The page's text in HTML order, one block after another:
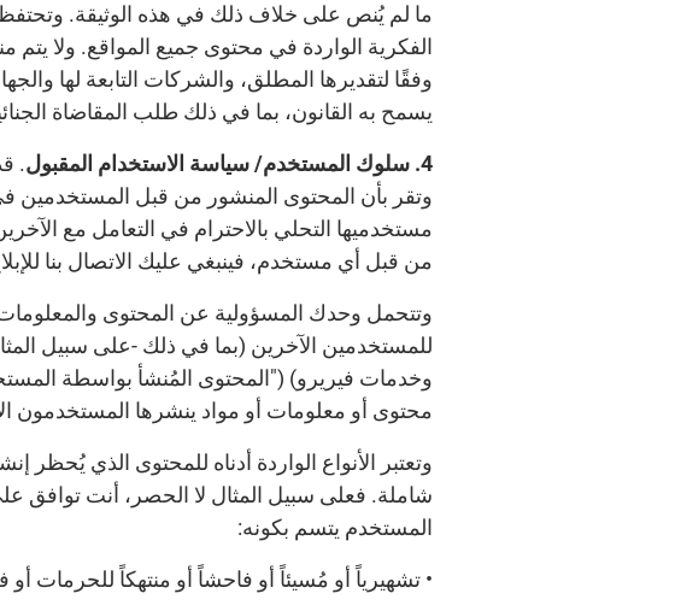
ما لم يُنص على خلاف ذلك في هذه الوثيقة. وتحتفظ
الفكرية الواردة في محتوى جميع المواقع. ولا
وفقًا لتقديرها المطلق، والشركات التابعة لها
يسمح به القانون، بما في ذلك طلب المقاضاة
4. سلوك المستخدم/ سياسة الاستخدام المقبول
.
وتقر بأن المحتوى المنشور من قبل المستخدمين
مستخدميها التحلي بالاحترام في التعامل مع
من قبل أي مستخدم، فينبغي عليك الاتصال بنا
وتتحمل وحدك المسؤولية عن المحتوى والمعلومات
للمستخدمين الآخرين (بما في ذلك -على سبيل
وخدمات فيريرو) ("المحتوى المُنشأ بواسطة
محتوى أو معلومات أو مواد ينشرها المستخدمون
وتعتبر الأنواع الواردة أدناه للمحتوى الذي
شاملة. فعلى سبيل المثال لا الحصر، أنت
المستخدم يتسم بكونه:
• تشهيرياً أو مُسيئاً أو فاحشاً أو منتهكاً للحرمات أو